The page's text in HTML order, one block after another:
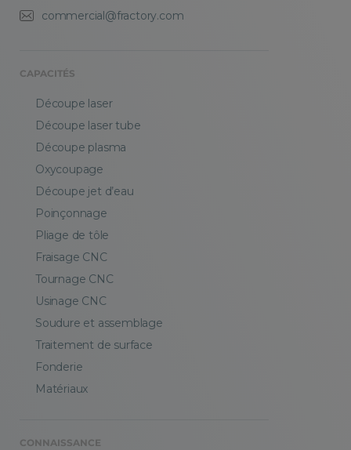
commercial@fractory.com
CAPACITÉS
Découpe laser
Découpe laser tube
Découpe plasma
Oxycoupage
Découpe jet d’eau
Poinçonnage
Pliage de tôle
Fraisage CNC
Tournage CNC
Usinage CNC
Soudure et assemblage
Traitement de surface
Fonderie
Matériaux
CONNAISSANCE